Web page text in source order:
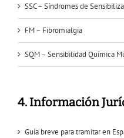
SSC – Síndromes de
FM – Fibromialgia
SQM – Sensibilidad Química
4. Información
Guía breve para tramitar en